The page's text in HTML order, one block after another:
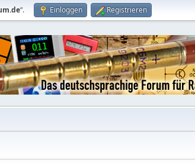
“. Einloggen Registrieren